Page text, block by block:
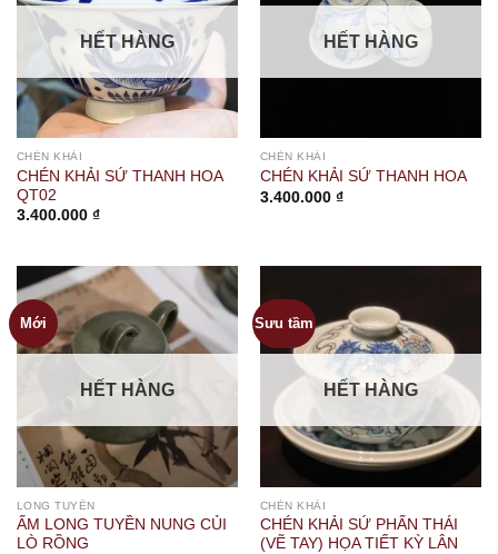
HẾT HÀNG
CHÉN KHẢI
CHÉN KHẢI SỨ THANH HOA
QT02
3.400.000 ₫
HẾT HÀNG
CHÉN KHẢI
CHÉN KHẢI SỨ THANH HOA
3.400.000 ₫
Mới
HẾT HÀNG
LONG TUYỀN
ẤM LONG TUYỀN NUNG CỦI
LÒ RỒNG
Sưu tầm
HẾT HÀNG
CHÉN KHẢI
CHÉN KHẢI SỨ PHẤN THÁI
(VẼ TAY) HỌA TIẾT KỲ LÂN